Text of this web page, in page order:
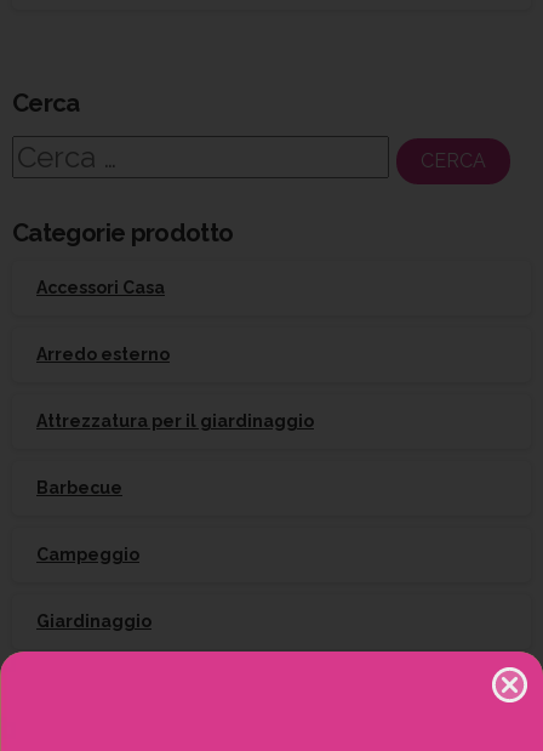
Cerca
Ricerca
Categorie prodotto
Accessori Casa
Arredo esterno
Attrezzatura per il giardinaggio
Barbecue
Campeggio
Giardinaggio